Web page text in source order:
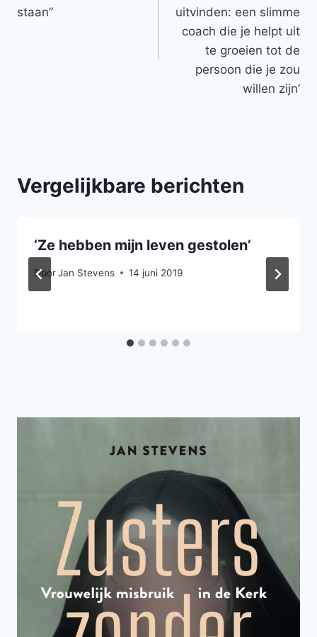
staan”
uitvinden: een slimme
coach die je helpt uit
te groeien tot de
persoon die je zou
willen zijn’
Vergelijkbare berichten
‘Ze hebben mijn leven gestolen’
DoorJan Stevens 14 juni 2019